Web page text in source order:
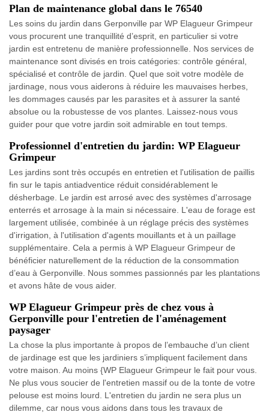
Plan de maintenance global dans le 76540
Les soins du jardin dans Gerponville par WP Elagueur Grimpeur
vous procurent une tranquillité d’esprit, en particulier si votre
jardin est entretenu de manière professionnelle. Nos services de
maintenance sont divisés en trois catégories: contrôle général,
spécialisé et contrôle de jardin. Quel que soit votre modèle de
jardinage, nous vous aiderons à réduire les mauvaises herbes,
les dommages causés par les parasites et à assurer la santé
absolue ou la robustesse de vos plantes. Laissez-nous vous
guider pour que votre jardin soit admirable en tout temps.
Professionnel d'entretien du jardin: WP Elagueur
Grimpeur
Les jardins sont très occupés en entretien et l'utilisation de paillis
fin sur le tapis antiadventice réduit considérablement le
désherbage. Le jardin est arrosé avec des systèmes d'arrosage
enterrés et arrosage à la main si nécessaire. L'eau de forage est
largement utilisée, combinée à un réglage précis des systèmes
d'irrigation, à l'utilisation d'agents mouillants et à un paillage
supplémentaire. Cela a permis à WP Elagueur Grimpeur de
bénéficier naturellement de la réduction de la consommation
d’eau à Gerponville. Nous sommes passionnés par les plantations
et avons hâte de vous aider.
WP Elagueur Grimpeur près de chez vous à
Gerponville pour l'entretien de l'aménagement
paysager
La chose la plus importante à propos de l’embauche d’un client
de jardinage est que les jardiniers s’impliquent facilement dans
votre maison. Au moins {WP Elagueur Grimpeur le fait pour vous.
Ne plus vous soucier de l'entretien massif ou de la tonte de votre
pelouse est moins lourd. L'entretien du jardin ne sera plus un
dilemme, car nous vous aidons dans tous les travaux de